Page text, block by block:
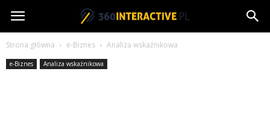
360interactive.pl
Strona główna e-Biznes Analiza wskaźnikowa
e-Biznes Analiza wskaźnikowa